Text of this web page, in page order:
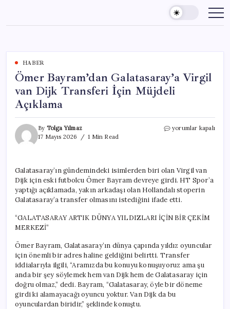
content
HABER
Ömer Bayram’dan Galatasaray’a Virgil
van Dijk Transferi İçin Müjdeli
Açıklama
By Tolga Yılmaz
17 Mayıs 2026
1 Min Read
Ömer
Dijk
Transferi
İçin
Müjdeli
için
yorumlar kapalı
Galatasaray’ın gündemindeki isimlerden biri olan Virgil van
Dijk için eski futbolcu Ömer Bayram devreye girdi. HT Spor’a
yaptığı açıklamada, yakın arkadaşı olan Hollandalı stoperin
Galatasaray’a transfer olmasını istediğini ifade etti.
“GALATASARAY ARTIK DÜNYA YILDIZLARI İÇİN BİR ÇEKİM
MERKEZİ”
Ömer Bayram, Galatasaray’ın dünya çapında yıldız oyuncular
için önemli bir adres haline geldiğini belirtti. Transfer
iddialarıyla ilgili, “Aramızda bu konuyu konuşuyoruz ama şu
anda bir şey söylemek hem van Dijk hem de Galatasaray için
doğru olmaz,” dedi. Bayram, “Galatasaray, öyle bir döneme
girdi ki alamayacağı oyuncu yoktur. Van Dijk da bu
oyunculardan biridir,” şeklinde konuştu.